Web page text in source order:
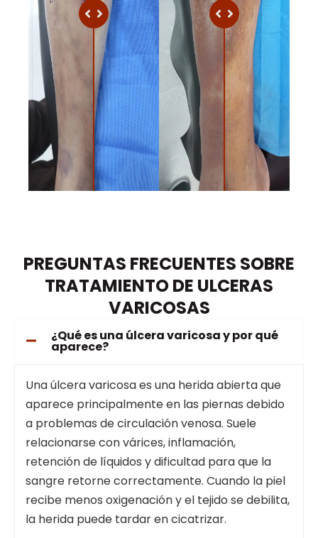
PREGUNTAS FRECUENTES SOBRE
TRATAMIENTO DE ULCERAS
VARICOSAS
¿Qué es una úlcera varicosa y por qué
aparece?
Una úlcera varicosa es una herida abierta que
aparece principalmente en las piernas debido
a problemas de circulación venosa. Suele
relacionarse con várices, inflamación,
retención de líquidos y dificultad para que la
sangre retorne correctamente. Cuando la piel
recibe menos oxigenación y el tejido se debilita,
la herida puede tardar en cicatrizar.